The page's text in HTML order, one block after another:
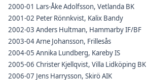
2000-01 Lars-Åke Adolfsson, Vetlanda BK
2001-02 Peter Rönnkvist, Kalix Bandy
2002-03 Anders Hultman, Hammarby IF/BF
2003-04 Arne Johansson, Frillesås
2004-05 Annika Lundberg, Kareby IS
2005-06 Christer Kjellqvist, Villa Lidköping BK
2006-07 Jens Harrysson, Skirö AIK